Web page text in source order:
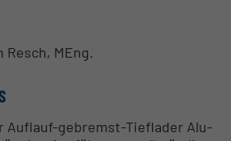
Resch, MEng.
Auflauf-gebremst-Tieflader Alu-